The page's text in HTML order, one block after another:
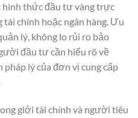
hình thức đầu tư vàng trực
chính hoặc ngân hàng. Ưu
lý, không lo rủi ro bảo
đầu tư cần hiểu rõ về
pháp lý của đơn vị cung cấp
giới tài chính và người tiêu